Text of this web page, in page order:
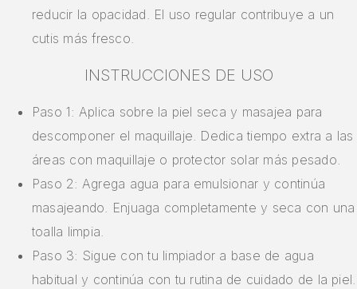
reducir la opacidad. El uso regular contribuye a un
cutis más fresco.
INSTRUCCIONES DE USO
Paso 1: Aplica sobre la piel seca y masajea para
descomponer el maquillaje. Dedica tiempo extra a las
áreas con maquillaje o protector solar más pesado.
Paso 2: Agrega agua para emulsionar y continúa
masajeando. Enjuaga completamente y seca con una
toalla limpia.
Paso 3: Sigue con tu limpiador a base de agua
habitual y continúa con tu rutina de cuidado de la piel.